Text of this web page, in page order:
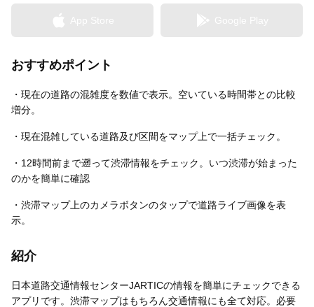
おすすめポイント
・現在の道路の混雑度を数値で表示。空いている時間帯との比較
増分。
・現在混雑している道路及び区間をマップ上で一括チェック。
・12時間前まで遡って渋滞情報をチェック。いつ渋滞が始まった
のかを簡単に確認
・渋滞マップ上のカメラボタンのタップで道路ライブ画像を表
示。
紹介
日本道路交通情報センターJARTICの情報を簡単にチェックできる
アプリです。渋滞マップはもちろん交通情報にも全て対応。必要